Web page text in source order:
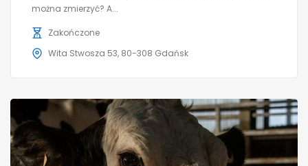
można zmierzyć? A...
Zakończone
Wita Stwosza 53, 80-308 Gdańsk